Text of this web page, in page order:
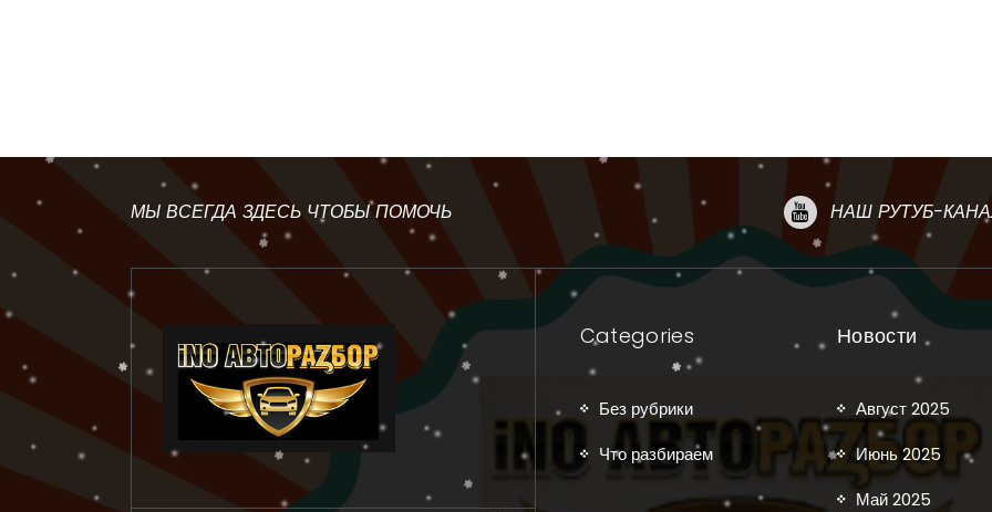
МЫ ВСЕГДА ЗДЕСЬ ЧТОБЫ ПОМОЧЬ НАШ РУТУБ-
Categories
Без рубрики
Что разбираем
Новости
Август 2025
Июнь 2025
Май 2025